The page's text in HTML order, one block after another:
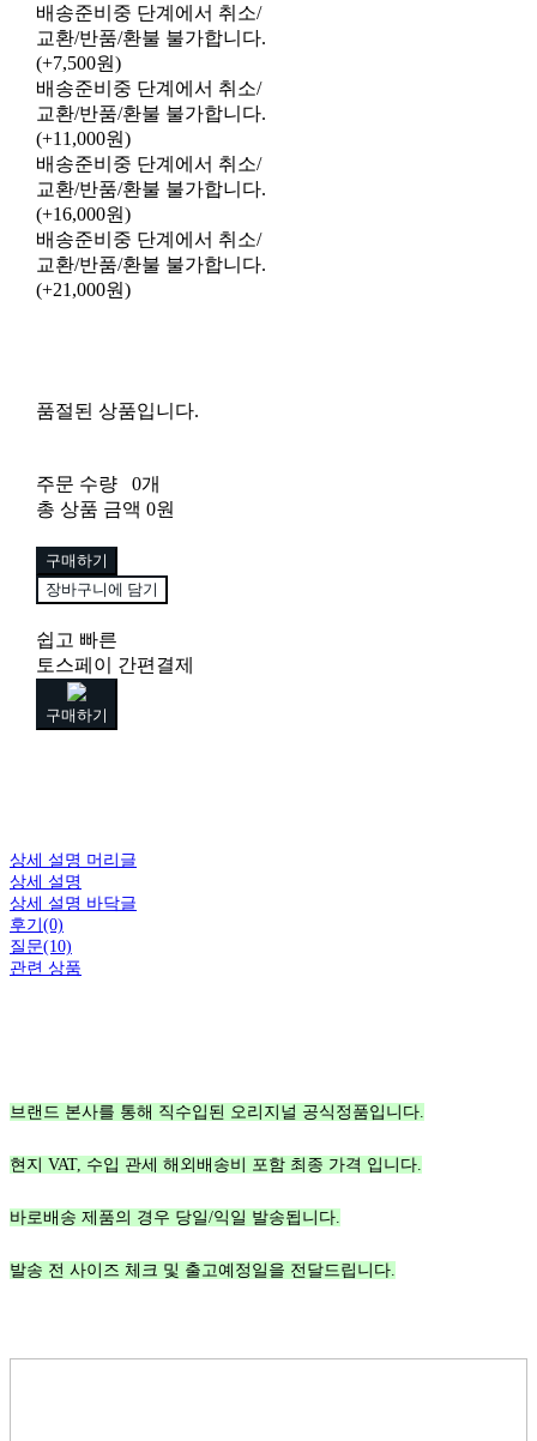
배송준비중 단계에서 취소/
교환/반품/환불 불가합니다.
(+7,500원)
배송준비중 단계에서 취소/
교환/반품/환불 불가합니다.
(+11,000원)
배송준비중 단계에서 취소/
교환/반품/환불 불가합니다.
(+16,000원)
배송준비중 단계에서 취소/
교환/반품/환불 불가합니다.
(+21,000원)
품절된 상품입니다.
주문 수량
0개
총 상품 금액 0원
구매하기
장바구니에 담기
쉽고 빠른
토스페이 간편결제
구매하기
상세 설명 머리글
상세 설명
상세 설명 바닥글
후기(0)
질문(10)
관련 상품
브랜드 본사를 통해 직수입된 오리지널 공식정품입니다.
현지 VAT, 수입 관세 해외배송비 포함 최종 가격 입니다.
바로배송 제품의 경우 당일/익일 발송됩니다.
발송 전 사이즈 체크 및 출고예정일을 전달드립니다.